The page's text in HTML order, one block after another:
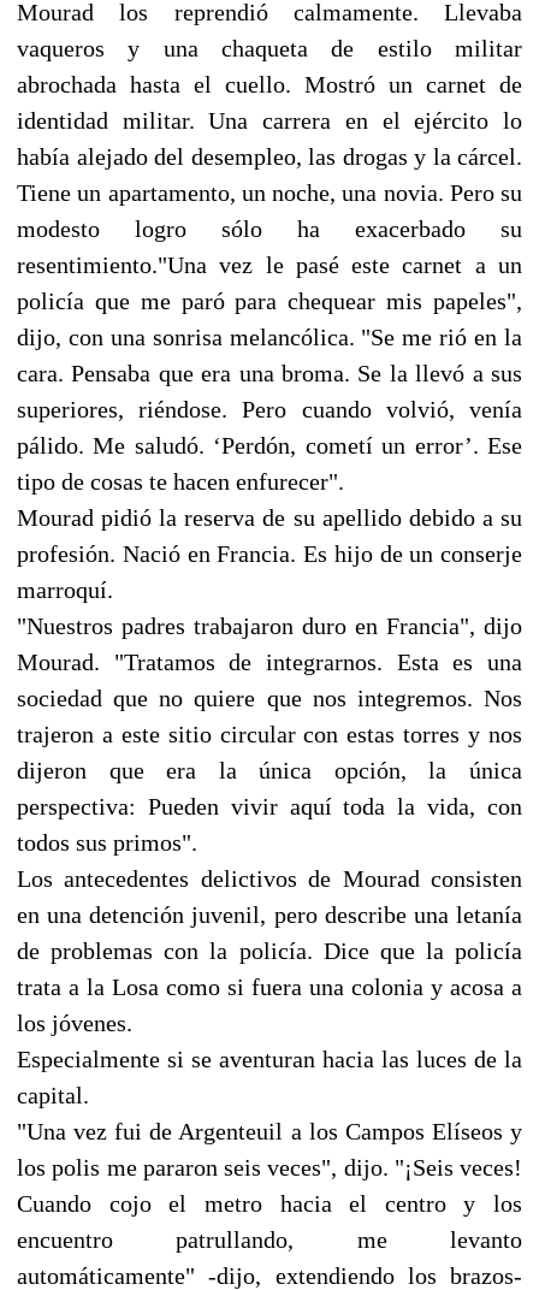
Mourad los reprendió calmamente. Llevaba
vaqueros y una chaqueta de estilo militar
abrochada hasta el cuello. Mostró un carnet de
identidad militar. Una carrera en el ejército lo
había alejado del desempleo, las drogas y la cárcel.
Tiene un apartamento, un noche, una novia. Pero su
modesto logro sólo ha exacerbado su
resentimiento."Una vez le pasé este carnet a un
policía que me paró para chequear mis papeles",
dijo, con una sonrisa melancólica. "Se me rió en la
cara. Pensaba que era una broma. Se la llevó a sus
superiores, riéndose. Pero cuando volvió, venía
pálido. Me saludó. ‘Perdón, cometí un error’. Ese
tipo de cosas te hacen enfurecer".
Mourad pidió la reserva de su apellido debido a su
profesión. Nació en Francia. Es hijo de un conserje
marroquí.
"Nuestros padres trabajaron duro en Francia", dijo
Mourad. "Tratamos de integrarnos. Esta es una
sociedad que no quiere que nos integremos. Nos
trajeron a este sitio circular con estas torres y nos
dijeron que era la única opción, la única
perspectiva: Pueden vivir aquí toda la vida, con
todos sus primos".
Los antecedentes delictivos de Mourad consisten
en una detención juvenil, pero describe una letanía
de problemas con la policía. Dice que la policía
trata a la Losa como si fuera una colonia y acosa a
los jóvenes.
Especialmente si se aventuran hacia las luces de la
capital.
"Una vez fui de Argenteuil a los Campos Elíseos y
los polis me pararon seis veces", dijo. "¡Seis veces!
Cuando cojo el metro hacia el centro y los
encuentro patrullando, me levanto
automáticamente" -dijo, extendiendo los brazos-